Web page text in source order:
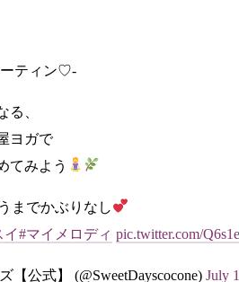
ーティン♡-
る、
ヨガで
てみよう
までかぶりなし
イ#マイメロディ pic.twitter.com/
公式】 (@SweetDayscocone) July